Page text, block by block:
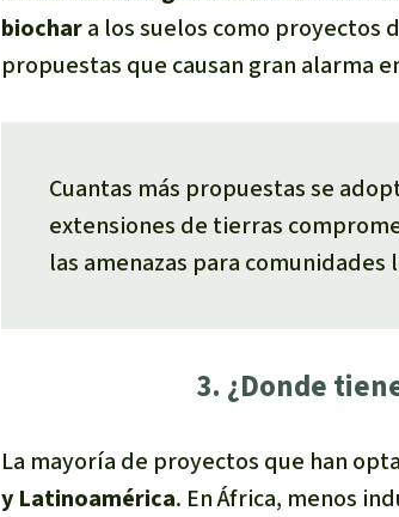
biochara los suelos como proyectos
propuestas que causan gran alarma
Cuantas más propuestas se
extensiones de tierras
las amenazas para
3. ¿Donde
La mayoría de proyectos que han
y Latinoamérica. En África, menos